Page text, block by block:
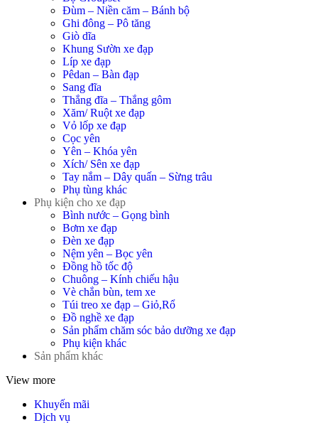
Đùm – Niền căm – Bánh bộ
Ghi đông – Pô tăng
Giò dĩa
Khung Sườn xe đạp
Líp xe đạp
Pêdan – Bàn đạp
Sang đĩa
Thắng đĩa – Thắng gôm
Xăm/ Ruột xe đạp
Vỏ lốp xe đạp
Cọc yên
Yên – Khóa yên
Xích/ Sên xe đạp
Tay nắm – Dây quấn – Sừng trâu
Phụ tùng khác
Phụ kiện cho xe đạp
Bình nước – Gọng bình
Bơm xe đạp
Đèn xe đạp
Nệm yên – Bọc yên
Đồng hồ tốc độ
Chuông – Kính chiếu hậu
Vè chắn bùn, tem xe
Túi treo xe đạp – Giỏ,Rổ
Đồ nghề xe đạp
Sản phẩm chăm sóc bảo dưỡng xe đạp
Phụ kiện khác
Sản phẩm khác
View more
Khuyến mãi
Dịch vụ